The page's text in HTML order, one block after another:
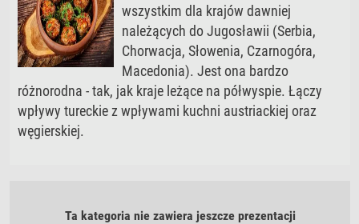
wszystkim dla krajów dawniej
należących do Jugosławii (Serbia,
Chorwacja, Słowenia, Czarnogóra,
Macedonia). Jest ona bardzo
różnorodna - tak, jak kraje leżące na półwyspie. Łączy
wpływy tureckie z wpływami kuchni austriackiej oraz
węgierskiej.
Ta kategoria nie zawiera jeszcze prezentacji